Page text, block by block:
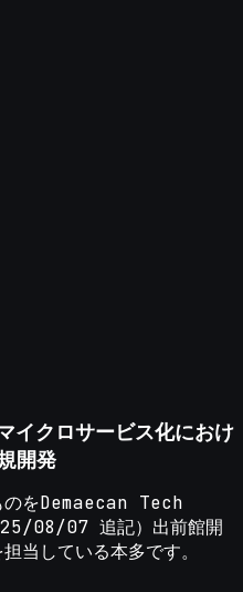
イクロサービス化におけ
開発
のをDemaecan Tech
08/07 追記）出前館開
当している本多です。